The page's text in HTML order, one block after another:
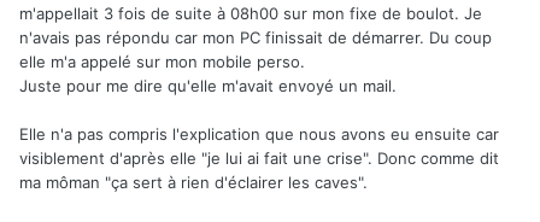
m'appellait 3 fois de suite à 08h00 sur mon fixe de boulot. Je
n'avais pas répondu car mon PC finissait de démarrer. Du coup
elle m'a appelé sur mon mobile perso.
Juste pour me dire qu'elle m'avait envoyé un mail.
Elle n'a pas compris l'explication que nous avons eu ensuite car
visiblement d'après elle "je lui ai fait une crise". Donc comme dit
ma môman "ça sert à rien d'éclairer les caves".